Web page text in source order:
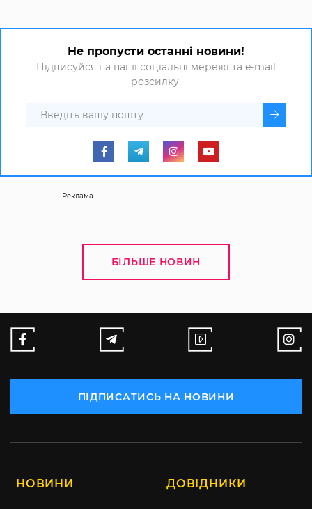
Не пропусти останні новини!
Підписуйся на наші соціальні мережі та e-mail
розсилку.
Реклама
БІЛЬШЕ НОВИН
ПІДПИСАТИСЬ НА НОВИНИ
НОВИНИ ДОВІДНИКИ